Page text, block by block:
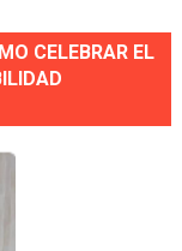
CELEBRAR EL